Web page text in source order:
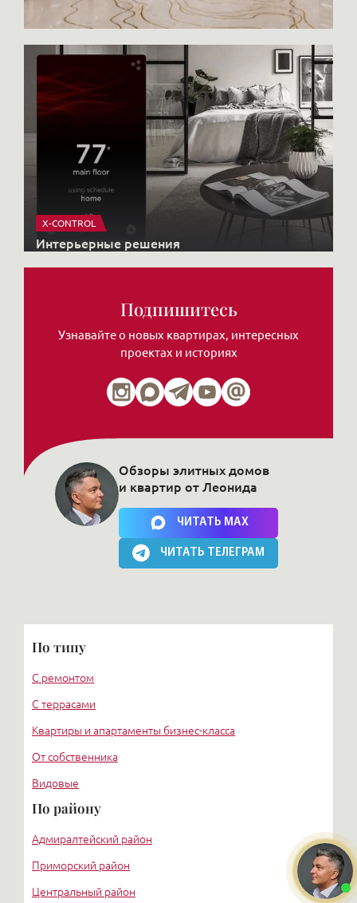
X-CONTROL
Интерьерные решения
Подпишитесь
Узнавайте о новых квартирах, интересных
проектах и историях
Нажимая на кнопку, Вы соглашаетесь c политикой сайта
Обзоры элитных домов
и квартир от Леонида
ЧИТАТЬ MAX
ЧИТАТЬ ТЕЛЕГРАМ
По типу
С ремонтом
С террасами
Квартиры и апартаменты бизнес-класса
От собственника
Видовые
По району
Адмиралтейский район
Приморский район
Центральный район